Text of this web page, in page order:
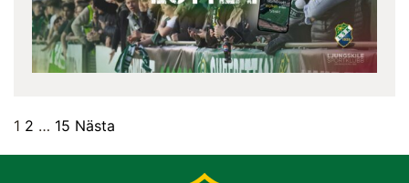
1 2 … 15 Nästa